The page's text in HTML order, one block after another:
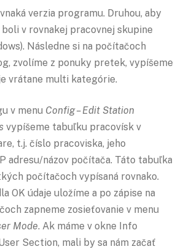
verzia programu. Druhou, aby
v rovnakej pracovnej skupine
Následne si na počítačoch
zvolíme z ponuky pretek, vypíšeme
vrátane multi kategórie.
v menu Config – Edit Station
vypíšeme tabuľku pracovísk v
t.j. číslo pracoviska, jeho
adresu/názov počítača. Táto tabuľka
počítačoch vypísaná rovnako.
OK údaje uložíme a po zápise na
zapneme zosieťovanie v menu
Mode. Ak máme v okne Info
Section, mali by sa nám začať